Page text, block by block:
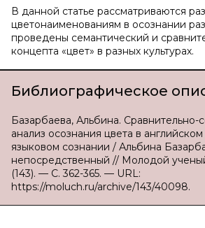
В данной статье рассматриваются
цветонаименованиям в осознании
проведены семантический и
концепта «цвет» в разных культурах.
Библиографическое
Базарбаева, Альбина. Сравнительно-
анализ осознания цвета в
языковом сознании / Альбина
непосредственный // Молодой
(143). — С. 362-365. — URL:
https://moluch.ru/archive/143/40098.